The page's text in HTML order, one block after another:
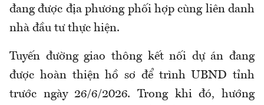
đang được địa phương phối hợp cùng liên danh
nhà đầu tư thực hiện.
Tuyến đường giao thông kết nối dự án đang
được hoàn thiện hồ sơ để trình UBND tỉnh
trước ngày 26/6/2026. Trong khi đó, hướng